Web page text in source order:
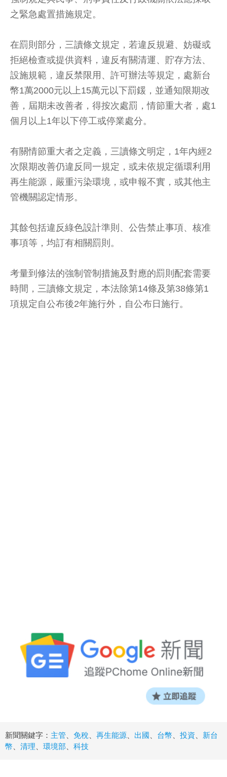
之緊急處置措施規定。
在罰則部分，三讀條文規定，若違反規避、妨礙或
拒絕檢查或提供資料，違反有關清運、貯存方法、
設施規範，違反禁限用、許可辦法等規定，處新台
幣1萬2000元以上15萬元以下罰鍰，並通知限期改
善，屆期未改善者，得按次處罰，情節重大者，處1
個月以上1年以下停工或停業處分。
有關情節重大者之定義，三讀條文明定，1年內經2
次限期改善仍違反同一規定，或未依規定循環利用
再生能源，嚴重污染環境，或申報不實，或其他主
管機關認定情形。
其餘包括違反綠色設計準則、公告禁止事項、核准
事項等，均訂有相關罰則。
考量到修法的強制管制措施及對應的罰則配套需要
時間，三讀條文規定，本法除第14條及第38條第1
項規定自公布後2年施行外，自公布日施行。
新聞關鍵字： 主管 免稅 再生能源 出國 台幣 投資
新台
幣
清理 環境部 科技